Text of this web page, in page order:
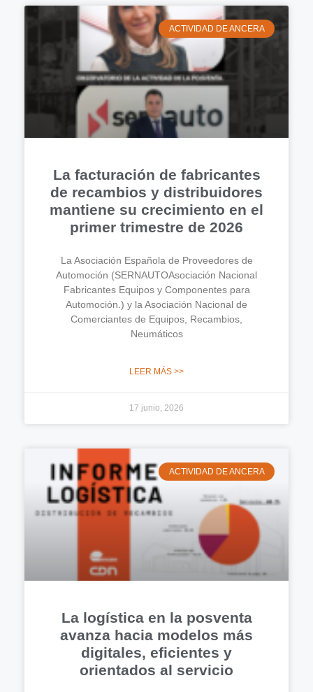
ACTIVIDAD DE ANCERA
La facturación de fabricantes
de recambios y distribuidores
mantiene su crecimiento en el
primer trimestre de 2026
La Asociación Española de Proveedores de
Automoción (SERNAUTOAsociación Nacional
Fabricantes Equipos y Componentes para
Automoción.) y la Asociación Nacional de
Comerciantes de Equipos, Recambios,
Neumáticos
LEER MÁS >>
17 junio, 2026
ACTIVIDAD DE ANCERA
La logística en la posventa
avanza hacia modelos más
digitales, eficientes y
orientados al servicio